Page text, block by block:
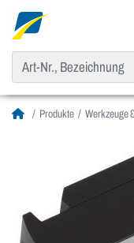
Produkte Werkzeuge